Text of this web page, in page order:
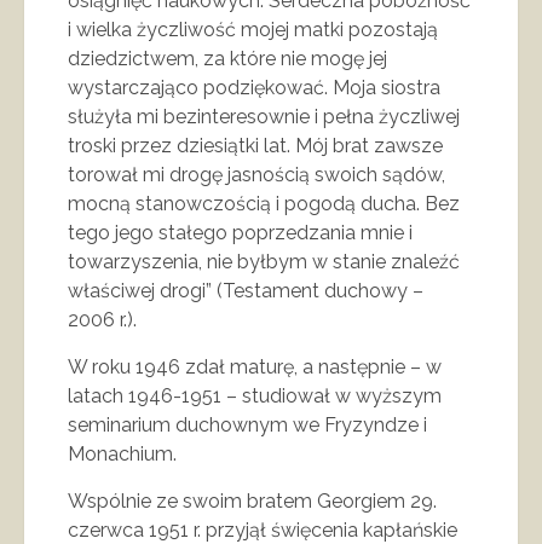
i wielka życzliwość mojej matki pozostają
dziedzictwem, za które nie mogę jej
wystarczająco podziękować. Moja siostra
służyła mi bezinteresownie i pełna życzliwej
troski przez dziesiątki lat. Mój brat zawsze
torował mi drogę jasnością swoich sądów,
mocną stanowczością i pogodą ducha. Bez
tego jego stałego poprzedzania mnie i
towarzyszenia, nie byłbym w stanie znaleźć
właściwej drogi” (Testament duchowy –
2006 r.).
W roku 1946 zdał maturę, a następnie – w
latach 1946-1951 – studiował w wyższym
seminarium duchownym we Fryzyndze i
Monachium.
Wspólnie ze swoim bratem Georgiem 29.
czerwca 1951 r. przyjął święcenia kapłańskie